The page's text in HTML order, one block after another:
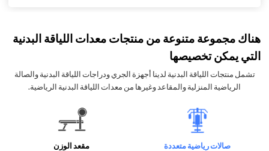
هناك مجموعة متنوعة من منتجات معدات اللياقة البدنية
التي يمكن تخصيصها
تشمل منتجات اللياقة البدنية لدينا أجهزة الجري ودراجات اللياقة البدنية والصالة
الرياضية المنزلية والمقاعد وغيرها من معدات اللياقة البدنية الرياضية.
صالات رياضية متعددة مقعد الوزن